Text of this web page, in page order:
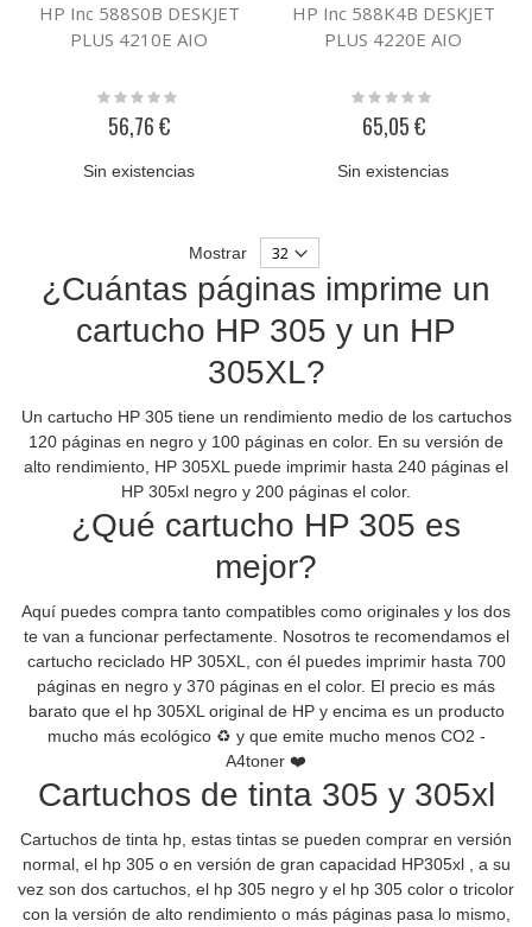
HP Inc 588S0B DESKJET
PLUS 4210E AIO
Rating:
56,76 €
Sin existencias
HP Inc 588K4B DESKJET
PLUS 4220E AIO
Rating:
65,05 €
Sin existencias
Mostrar
¿Cuántas páginas imprime un
cartucho HP 305 y un HP
305XL?
Un cartucho HP 305 tiene un rendimiento medio de los cartuchos
120 páginas en negro y 100 páginas en color. En su versión de
alto rendimiento, HP 305XL puede imprimir hasta 240 páginas el
HP 305xl negro y 200 páginas el color.
¿Qué cartucho HP 305 es
mejor?
Aquí puedes compra tanto compatibles como originales y los dos
te van a funcionar perfectamente. Nosotros te recomendamos el
cartucho reciclado HP 305XL, con él puedes imprimir hasta 700
páginas en negro y 370 páginas en el color. El precio es más
barato que el hp 305XL original de HP y encima es un producto
mucho más ecológico ♻️ y que emite mucho menos CO2 -
A4toner ❤️
Cartuchos de tinta 305 y 305xl
Cartuchos de tinta hp, estas tintas se pueden comprar en versión
normal, el hp 305 o en versión de gran capacidad HP305xl , a su
vez son dos cartuchos, el hp 305 negro y el hp 305 color o tricolor
con la versión de alto rendimiento o más páginas pasa lo mismo,